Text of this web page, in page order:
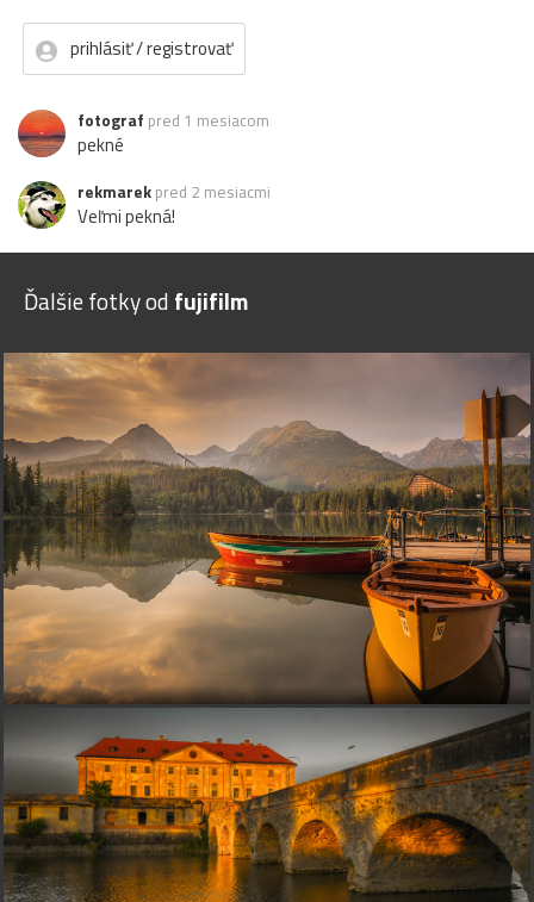
prihlásiť / registrovať
fotograf pred 1 mesiacom
pekné
rekmarek pred 2 mesiacmi
Veľmi pekná!
Ďalšie fotky od fujifilm